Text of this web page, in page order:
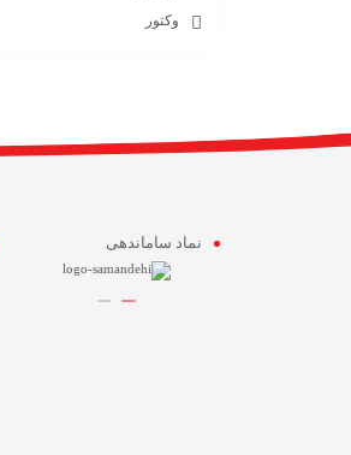
وکتور
نماد ساماندهی